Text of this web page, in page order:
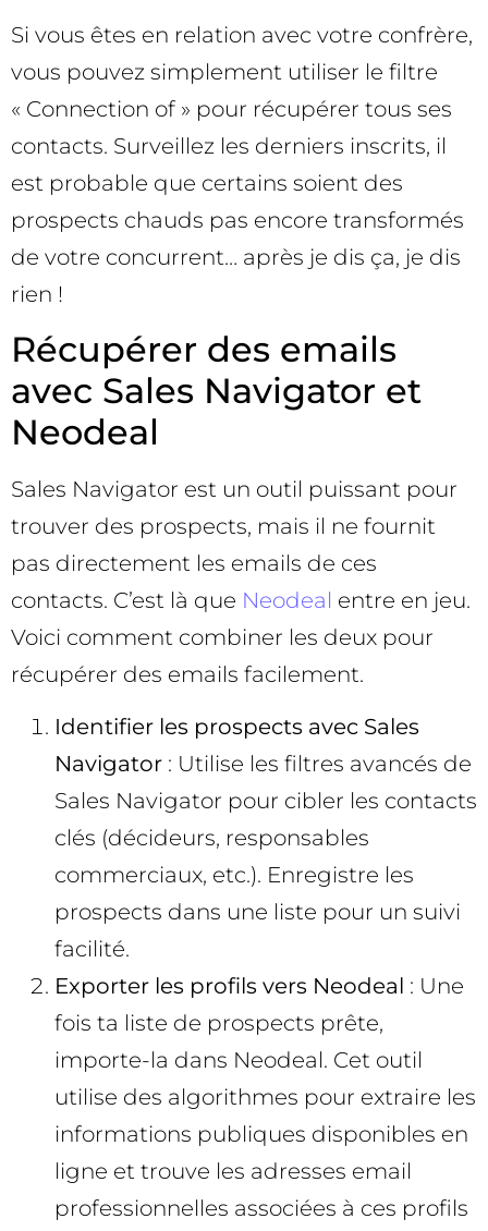
Si vous êtes en relation avec votre confrère,
vous pouvez simplement utiliser le filtre
« Connection of » pour récupérer tous ses
contacts. Surveillez les derniers inscrits, il
est probable que certains soient des
prospects chauds pas encore transformés
de votre concurrent… après je dis ça, je dis
rien !
Récupérer des emails
avec Sales Navigator et
Neodeal
Sales Navigator est un outil puissant pour
trouver des prospects, mais il ne fournit
pas directement les emails de ces
contacts. C’est là que Neodeal entre en jeu.
Voici comment combiner les deux pour
récupérer des emails facilement.
Identifier les prospects avec Sales
Navigator : Utilise les filtres avancés de
Sales Navigator pour cibler les contacts
clés (décideurs, responsables
commerciaux, etc.). Enregistre les
prospects dans une liste pour un suivi
facilité.
Exporter les profils vers Neodeal : Une
fois ta liste de prospects prête,
importe-la dans Neodeal. Cet outil
utilise des algorithmes pour extraire les
informations publiques disponibles en
ligne et trouve les adresses email
professionnelles associées à ces profils